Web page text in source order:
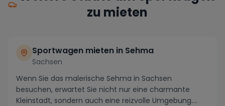
zu mieten
Sportwagen mieten in Sehma
Sachsen
Wenn Sie das malerische Sehma in Sachsen
besuchen, erwartet Sie nicht nur eine charmante
Kleinstadt, sondern auch eine reizvolle Umgebung.